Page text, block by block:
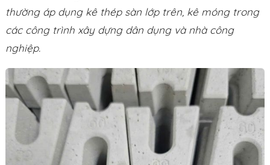
thường áp dụng kê thép sàn lớp trên, kê móng trong
các công trình xây dựng dân dụng và nhà công
nghiệp.